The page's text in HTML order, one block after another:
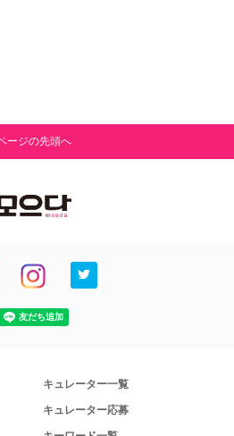
ージの先頭へ
キュレーター一覧
キュレーター応募